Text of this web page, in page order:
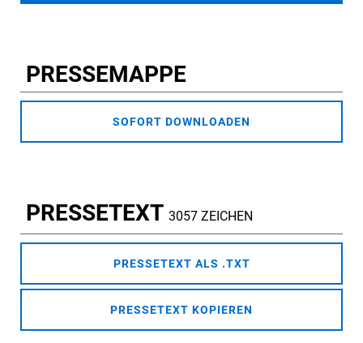
PRESSEMAPPE
SOFORT DOWNLOADEN
PRESSETEXT 3057 ZEICHEN
PRESSETEXT ALS .TXT
PRESSETEXT KOPIEREN